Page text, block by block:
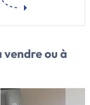
vendre ou à